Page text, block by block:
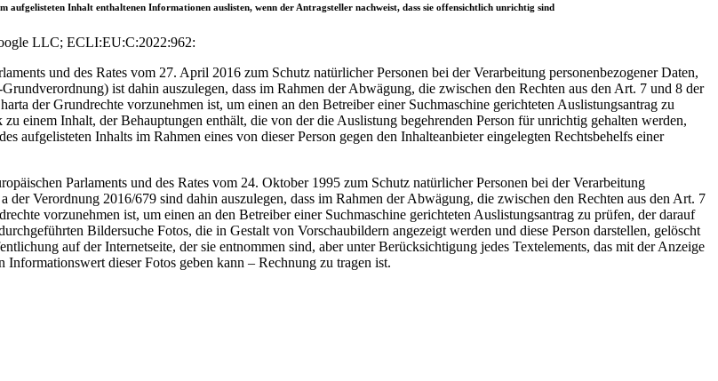
aufgelisteten Inhalt enthaltenen Informationen auslisten, wenn der Antragsteller nachweist, dass sie offensichtlich unrichtig sind
LLC; ECLI:EU:C:2022:962:
und des Rates vom 27. April 2016 zum Schutz natürlicher Personen bei der Verarbeitung personenbezogener Daten,
ist dahin auszulegen, dass im Rahmen der Abwägung, die zwischen den Rechten aus den Art. 7 und 8 der
der Grundrechte vorzunehmen ist, um einen an den Betreiber einer Suchmaschine gerichteten Auslistungsantrag zu
einem Inhalt, der Behauptungen enthält, die von der die Auslistung begehrenden Person für unrichtig gehalten werden,
aufgelisteten Inhalts im Rahmen eines von dieser Person gegen den Inhalteanbieter eingelegten Rechtsbehelfs einer
Parlaments und des Rates vom 24. Oktober 1995 zum Schutz natürlicher Personen bei der Verarbeitung
Verordnung 2016/679 sind dahin auszulegen, dass im Rahmen der Abwägung, die zwischen den Rechten aus den Art. 7
vorzunehmen ist, um einen an den Betreiber einer Suchmaschine gerichteten Auslistungsantrag zu prüfen, der darauf
Bildersuche Fotos, die in Gestalt von Vorschaubildern angezeigt werden und diese Person darstellen, gelöscht
auf der Internetseite, der sie entnommen sind, aber unter Berücksichtigung jedes Textelements, das mit der Anzeige
dieser Fotos geben kann – Rechnung zu tragen ist.